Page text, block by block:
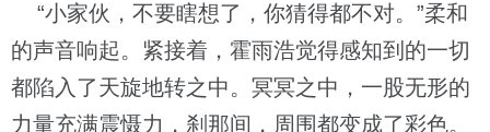
“小家伙，不要瞎想了，你猜得都不对。”柔和
的声音响起。紧接着，霍雨浩觉得感知到的一切
都陷入了天旋地转之中。冥冥之中，一股无形的
力量充满震慑力，刹那间，周围都变成了彩色。